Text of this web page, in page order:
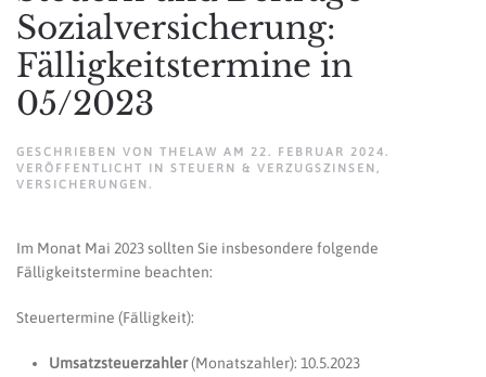
Sozialversicherung:
Fälligkeitstermine in
05/2023
GESCHRIEBEN VON THELAW AM 22. FEBRUAR 2024 .
VERÖFFENTLICHT IN STEUERN & VERZUGSZINSEN ,
VERSICHERUNGEN .
Im Monat Mai 2023 sollten Sie insbesondere folgende
Fälligkeitstermine beachten:
Steuertermine (Fälligkeit):
Umsatzsteuerzahler(Monatszahler): 10.5.2023